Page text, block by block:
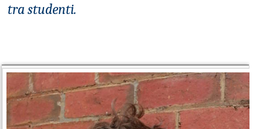
tra studenti.